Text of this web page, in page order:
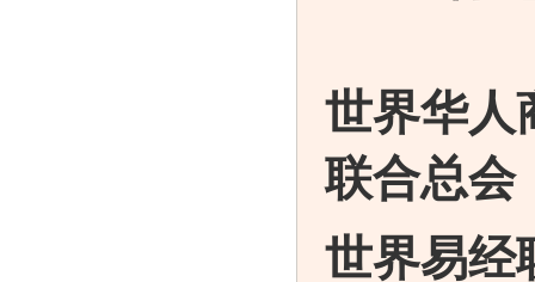
世界华人
联合总
世界易